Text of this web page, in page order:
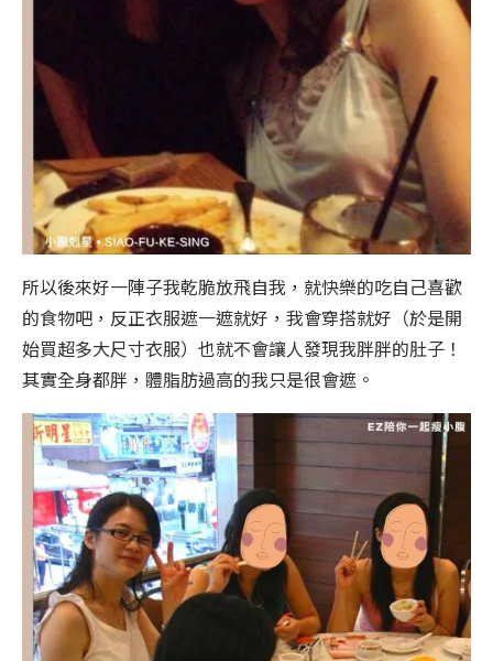
所以後來好一陣子我乾脆放飛自我，就快樂的吃自己喜歡
的食物吧，反正衣服遮一遮就好，我會穿搭就好（於是開
始買超多大尺寸衣服）也就不會讓人發現我胖胖的肚子！
其實全身都胖，體脂肪過高的我只是很會遮。